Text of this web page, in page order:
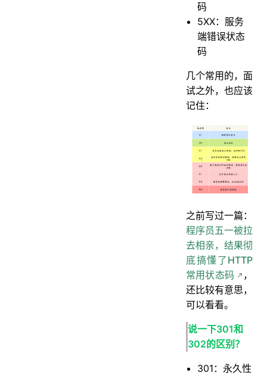
码
5XX：服务
端错误状态
码
几个常用的，面
试之外，也应该
记住：
之前写过一篇：
程序员五一被拉
去相亲，结果彻
底搞懂了HTTP
常用状态码
，
还比较有意思，
可以看看。
说一下301和
302的区别？
301：永久性